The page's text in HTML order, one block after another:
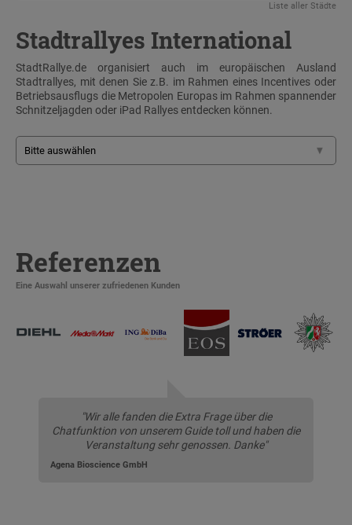
Liste aller Städte
Stadtrallyes International
StadtRallye.de organisiert auch im europäischen Ausland
Stadtrallyes, mit denen Sie z.B. im Rahmen eines Incentives oder
Betriebsausflugs die Metropolen Europas im Rahmen spannender
Schnitzeljagden oder iPad Rallyes entdecken können.
Referenzen
Eine Auswahl unserer zufriedenen Kunden
"Wir alle fanden die Extra Frage über die
Chatfunktion von unserem Guide toll und haben die
Veranstaltung sehr genossen. Danke"
Agena Bioscience GmbH